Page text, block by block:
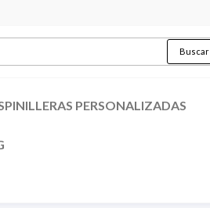
Buscar
PERSONALIZADAS